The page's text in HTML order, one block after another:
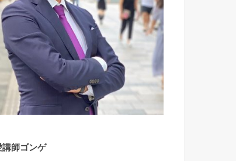
講師ゴンゲ